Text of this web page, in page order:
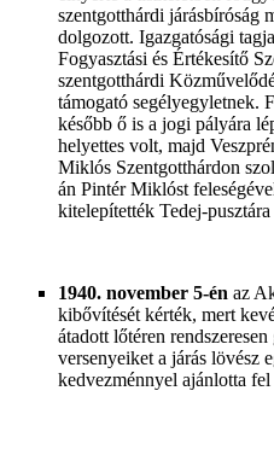
szentgotthárdi járásbíróság
dolgozott. Igazgatósági
Fogyasztási és Értékesítő
szentgotthárdi
támogató segélyegyletnek.
később ő is a jogi pályára
helyettes volt, majd
Miklós Szentgotthárdon
án Pintér Miklóst
kitelepítették Tedej-
1940. november 5-én az
kibővítését kérték, mert
átadott lőtéren
versenyeiket a járás lövész
kedvezménnyel ajánlotta